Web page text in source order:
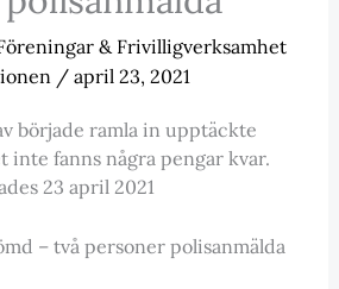
& Frivilligverksamhet
/ april 23, 2021
började ramla in upptäckte
inte fanns några pengar kvar.
23 april 2021
– två personer polisanmälda